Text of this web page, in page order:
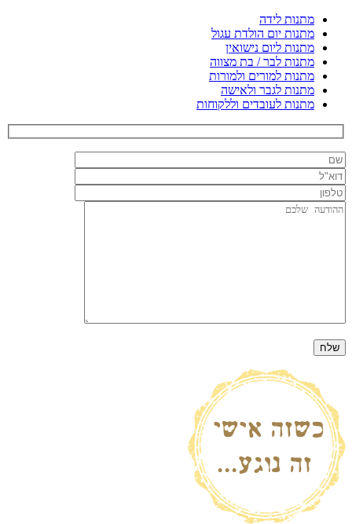
מתנות לידה
מתנות יום הולדת עגול
מתנות ליום נישואין
מתנות לבר / בת מצווה
מתנות למורים ולמורות
מתנות לגבר ולאישה
מתנות לעובדים וללקוחות